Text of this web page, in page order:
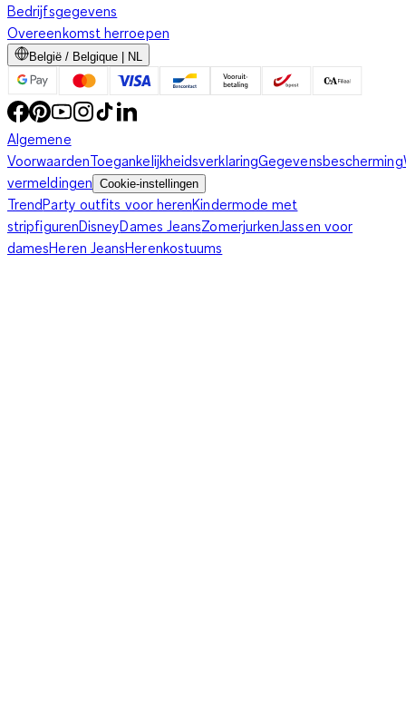
Bedrijfsgegevens
Overeenkomst herroepen
België / Belgique | NL
Algemene
VoorwaardenToegankelijkheidsverklaringGegevensbescherming
vermeldingen Cookie-instellingen
TrendParty outfits voor herenKindermode met
stripfigurenDisneyDames JeansZomerjurkenJassen voor
damesHeren JeansHerenkostuums